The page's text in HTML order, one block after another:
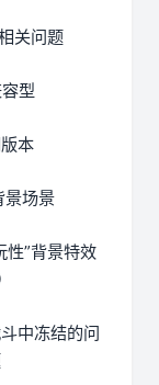
关问题
型
本
景场景
性”背景特效
中冻结的问